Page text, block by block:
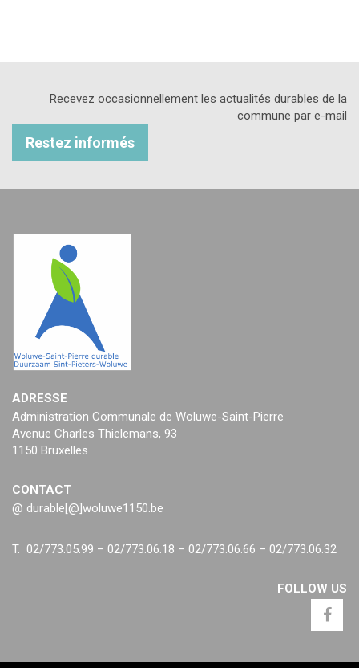
Recevez occasionnellement les actualités durables de la
commune par e-mail
Restez informés
ADRESSE
Administration Communale de Woluwe-Saint-Pierre
Avenue Charles Thielemans, 93
1150 Bruxelles
CONTACT
@ durable[@]woluwe1150.be
T. 02/773.05.99 – 02/773.06.18 – 02/773.06.66 – 02/773.06.32
FOLLOW US